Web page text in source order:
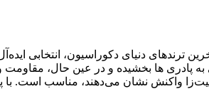
ترندهای دنیای دکوراسیون، انتخابی
به پادری ها بخشیده و در عین حال، مقاومت
واکنش نشان می‌دهند، مناسب است. با